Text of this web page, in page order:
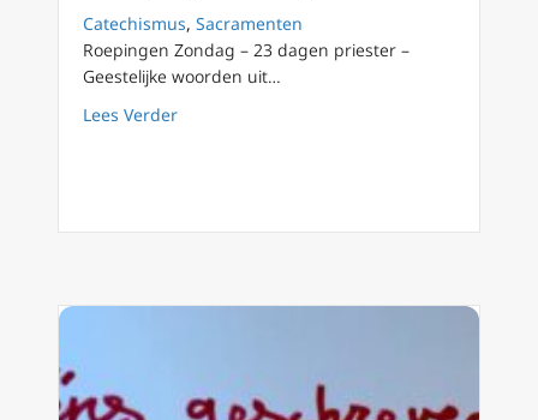
Catechismus, Sacramenten
Roepingen Zondag – 23 dagen priester –
Geestelijke woorden uit…
Lees Verderabout Geestelijke woorden uit Vlaanderen